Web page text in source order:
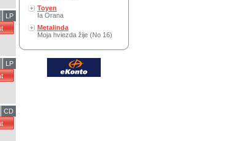
LP
LP
CD
Toyen
Ia Orana
Metalinda
Moja hviezda žije (No 16)